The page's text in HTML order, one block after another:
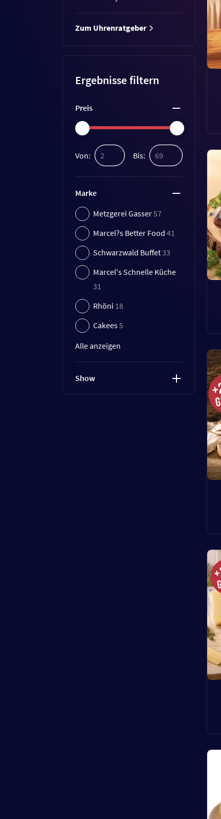
Zum Uhrenratgeber
Ergebnisse filtern
Preis
Von: Bis:
Marke
Metzgerei Gasser57
Marcel?s Better Food 41
Schwarzwald Buffet33
Marcel's Schnelle Küche
31
Rhöni 18
Cakees5
Alle anzeigen
Show